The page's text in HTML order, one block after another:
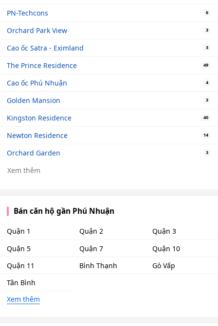
PN-Techcons 6
Orchard Park View 3
Cao ốc Satra - Eximland 3
The Prince Residence 49
Cao ốc Phú Nhuận 4
Golden Mansion 3
Kingston Residence 40
Newton Residence 14
Orchard Garden 3
Xem thêm
Bán căn hộ gần Phú Nhuận
Quận 1 Quận 2
Quận 3
Quận 5
Quận 7
Quận 10
Quận 11
Bình Thạnh
Gò Vấp
Tân Bình
Xem thêm